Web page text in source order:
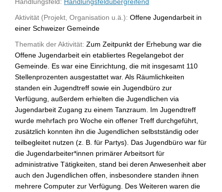
Aktivität (Projekt, Organisation u.ä.): Offene Jugendarbeit in
einer Schweizer Gemeinde
Thematik der Aktivität: Zum Zeitpunkt der Erhebung war die
Offene Jugendarbeit ein etabliertes Regelangebot der
Gemeinde. Es war eine Einrichtung, die mit insgesamt 110
Stellenprozenten ausgestattet war. Als Räumlichkeiten
standen ein Jugendtreff sowie ein Jugendbüro zur
Verfügung, außerdem erhielten die Jugendlichen via
Jugendarbeit Zugang zu einem Tanzraum. Im Jugendtreff
wurde mehrfach pro Woche ein offener Treff durchgeführt,
zusätzlich konnten ihn die Jugendlichen selbstständig oder
teilbegleitet nutzen (z. B. für Partys). Das Jugendbüro war für
die Jugendarbeiter*innen primärer Arbeitsort für
administrative Tätigkeiten, stand bei deren Anwesenheit aber
auch den Jugendlichen offen, insbesondere standen ihnen
mehrere Computer zur Verfügung. Des Weiteren waren die